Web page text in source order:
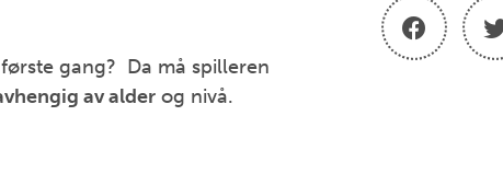
gang? Da må spilleren
av alder og nivå.